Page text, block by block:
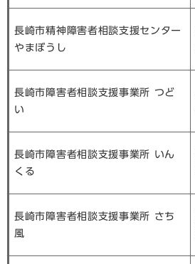
長崎市精神障害者相談支援センター
やまぼうし
長崎市障害者相談支援事業所 つど
い
長崎市障害者相談支援事業所 いん
くる
長崎市障害者相談支援事業所 さち
風